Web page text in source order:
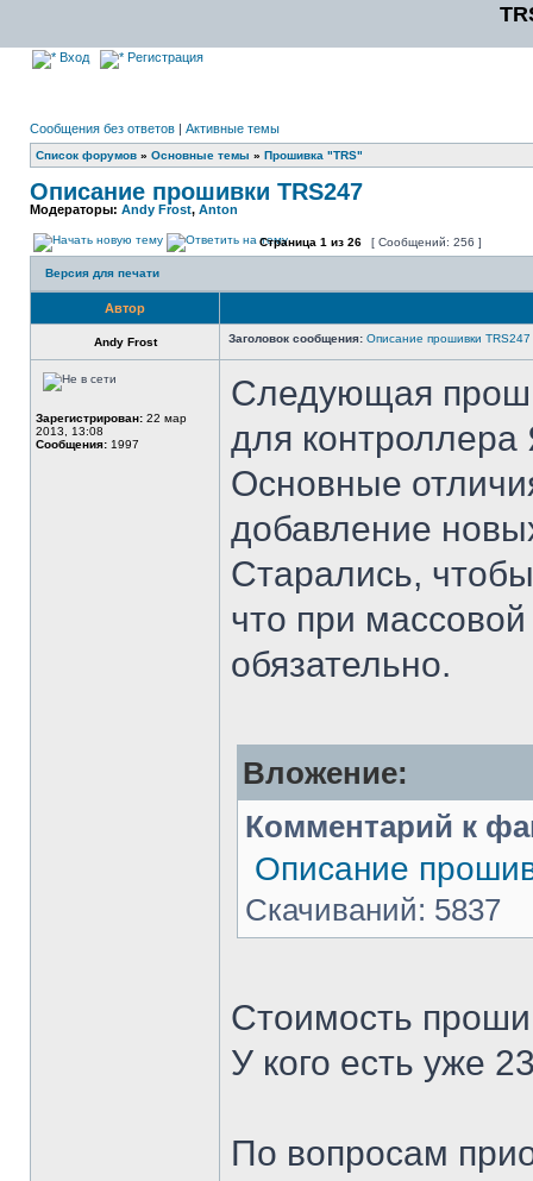
Вход Регистрация
Сообщения без ответов | Активные темы
Список форумов » Основные темы » Прошивка "TRS"
Описание прошивки TRS247
Модераторы: Andy Frost, Anton
Страница 1 из 26 [ Сообщений: 256 ]
Версия для печати
Автор
Andy Frost Заголовок сообщения: Описание прошивки TRS247
Зарегистрирован: 22 мар
2013, 13:08
Сообщения: 1997
Следующая
для
Основные
добавление
Старались,
что при
обязательно.
Вложение:
Комментарий к
Описание
Скачиваний: 5837
Стоимость
У кого есть уже
По вопросам